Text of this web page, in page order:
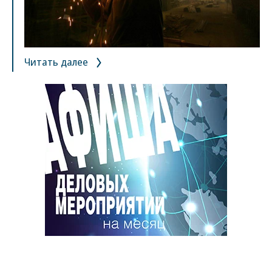
Читать далее